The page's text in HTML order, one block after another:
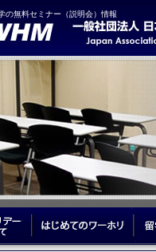
の無料セミナー（説明会）情報
ワーキングホリデー制度について
はじ